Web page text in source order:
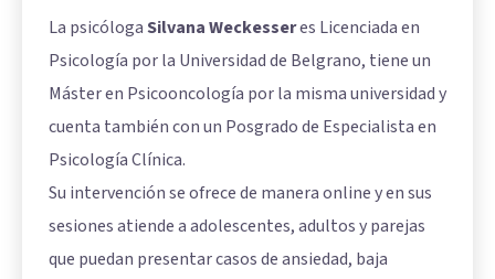
La psicólogaSilvana Weckesseres Licenciada en
Psicología por la Universidad de Belgrano, tiene un
Máster en Psicooncología por la misma universidad y
cuenta también con un Posgrado de Especialista en
Psicología Clínica.
Su intervención se ofrece de manera online y en sus
sesiones atiende a adolescentes, adultos y parejas
que puedan presentar casos de ansiedad, baja